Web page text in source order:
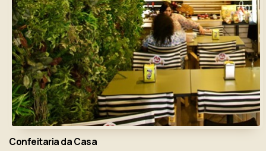
Confeitaria da Casa